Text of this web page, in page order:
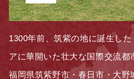
1300年前、筑紫の地に誕生し
アに華開いた壮大な国際交流都
福岡県筑紫野市・春日市・大野